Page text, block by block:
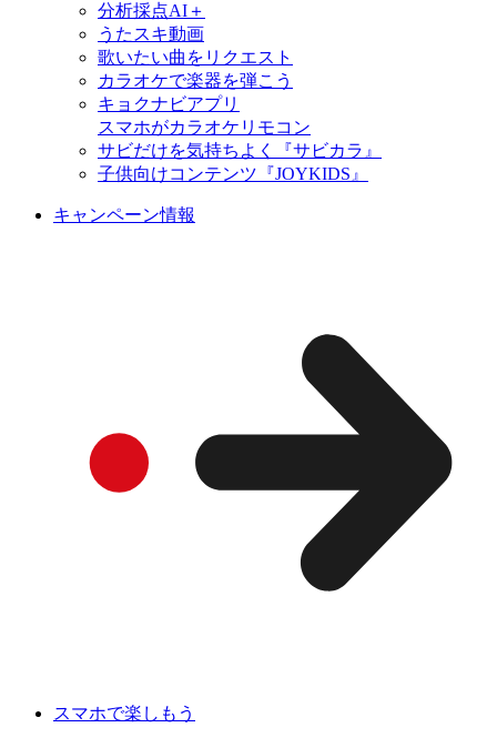
分析採点AI＋
うたスキ動画
歌いたい曲をリクエスト
カラオケで楽器を弾こう
キョクナビアプリ
スマホがカラオケリモコン
サビだけを気持ちよく『サビカラ』
子供向けコンテンツ『JOYKIDS』
キャンペーン情報
スマホで楽しもう